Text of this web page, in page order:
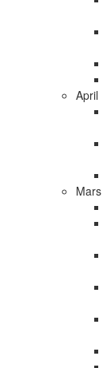
April
Mars